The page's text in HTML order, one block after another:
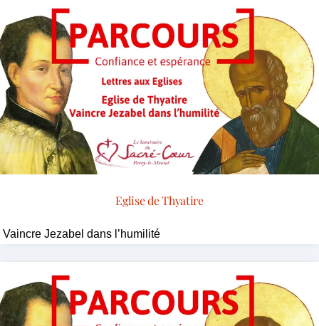
Eglise de Thyatire
Vaincre Jezabel dans l’humilité